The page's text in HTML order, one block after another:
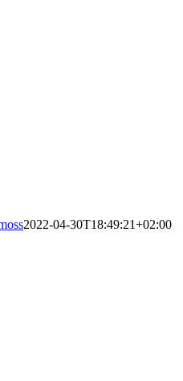
2022-04-30T18:49:21+02:00